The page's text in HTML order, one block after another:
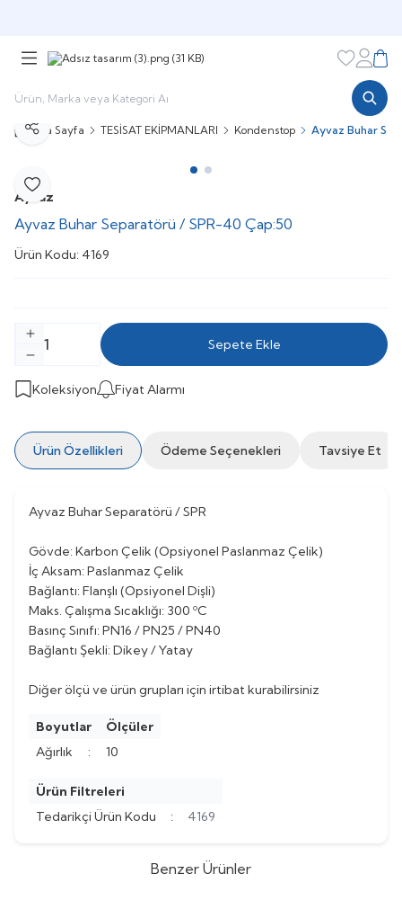
Favorilerim
Ana Sayfa TESİSAT EKİPMANLARI Kondenstop Ayvaz Buhar
Favoriye Ekle
Paylaş
Ayvaz
Ayvaz Buhar Separatörü / SPR-40 Çap:50
Ürün Kodu: 4169
Sepete Ekle
Koleksiyon Fiyat Alarmı
Ürün Özellikleri Ödeme Seçenekleri Tavsiye Et
Ayvaz Buhar Separatörü / SPR
Gövde: Karbon Çelik (Opsiyonel Paslanmaz Çelik)
İç Aksam: Paslanmaz Çelik
Bağlantı: Flanşlı (Opsiyonel Dişli)
Maks. Çalışma Sıcaklığı: 300 ºC
Basınç Sınıfı: PN16 / PN25 / PN40
Bağlantı Şekli: Dikey / Yatay
Diğer ölçü ve ürün grupları için irtibat kurabilirsiniz
Boyutlar
Ölçüler
Ağırlık
: 10
Ürün Filtreleri
Tedarikçi Ürün Kodu
: 4169
Benzer Ürünler